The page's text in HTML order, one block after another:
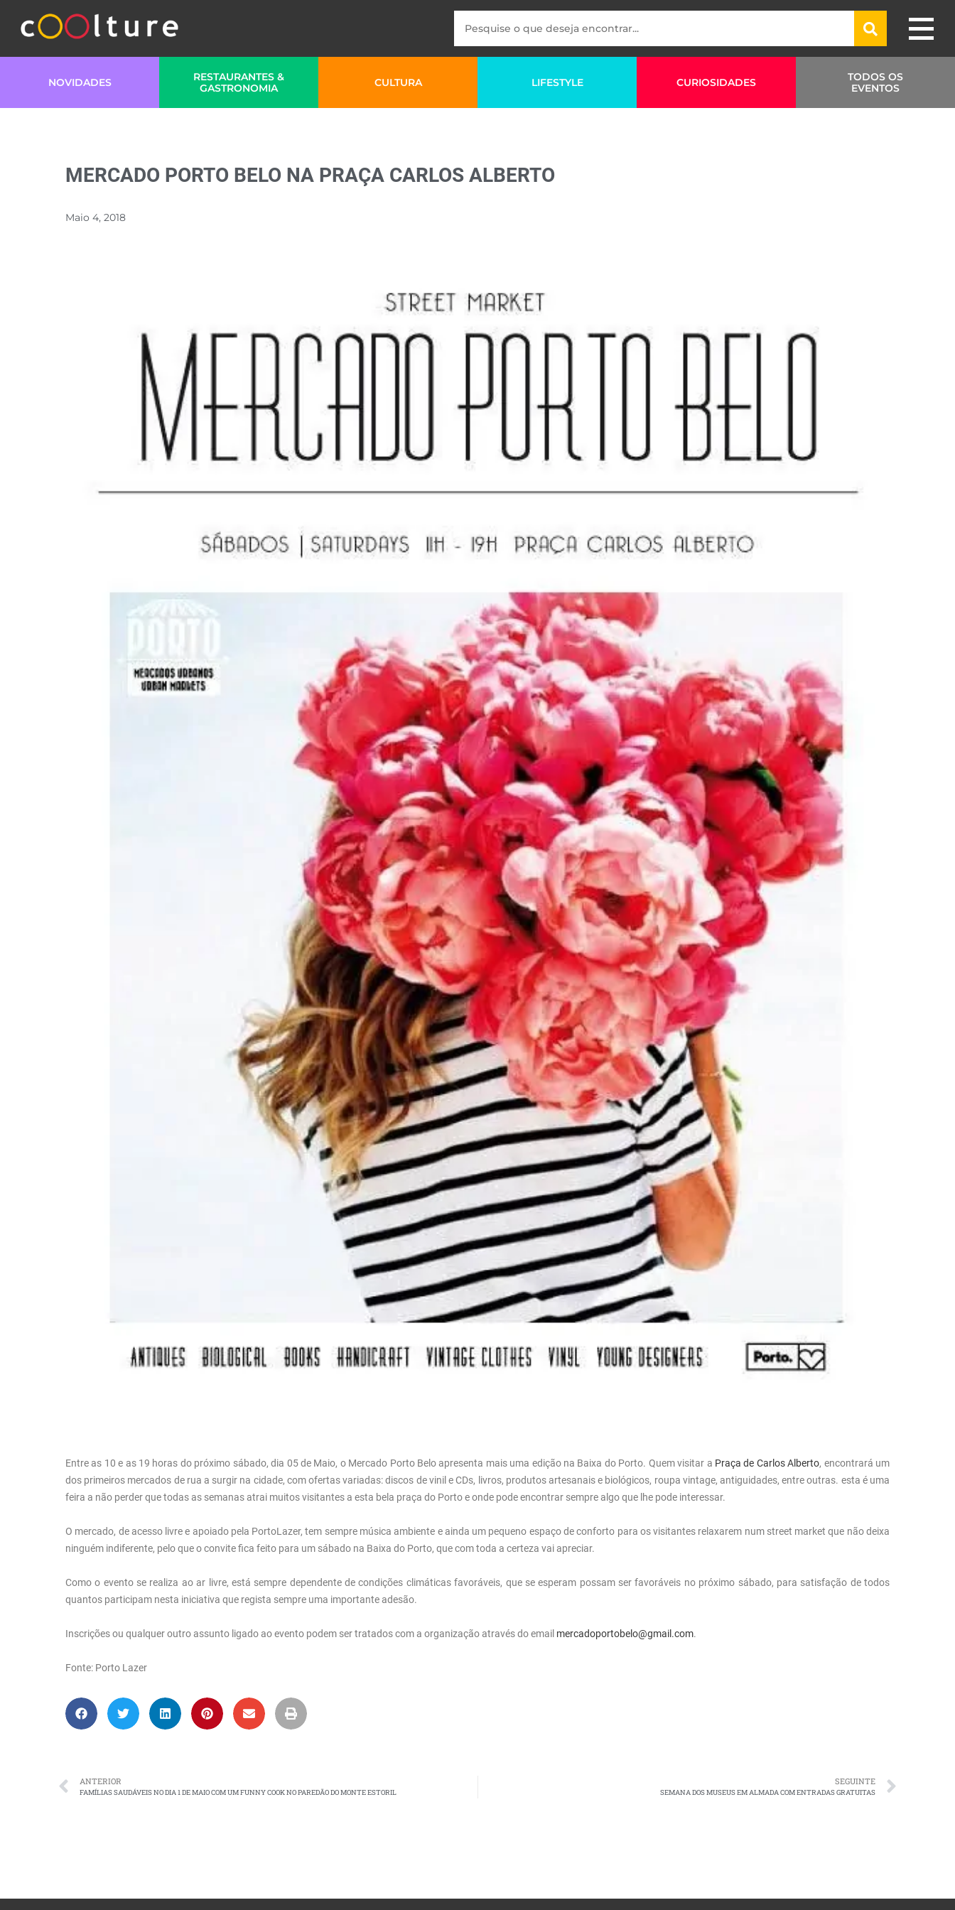
NOVIDADES
RESTAURANTES &
GASTRONOMIA
CULTURA LIFESTYLE CURIOSIDADES
TODOS OS
EVENTOS
MERCADO PORTO BELO NA PRAÇA CARLOS ALBERTO
Maio 4, 2018
Entre as 10 e as 19 horas do próximo sábado, dia 05 de Maio, o Mercado Porto Belo apresenta mais uma edição na Baixa do Porto. Quem visitar a Praça de Carlos Alberto, encontrará um
dos primeiros mercados de rua a surgir na cidade, com ofertas variadas: discos de vinil e CDs, livros, produtos artesanais e biológicos, roupa vintage, antiguidades, entre outras. esta é uma
feira a não perder que todas as semanas atrai muitos visitantes a esta bela praça do Porto e onde pode encontrar sempre algo que lhe pode interessar.
O mercado, de acesso livre e apoiado pela PortoLazer, tem sempre música ambiente e ainda um pequeno espaço de conforto para os visitantes relaxarem num street market que não deixa
ninguém indiferente, pelo que o convite fica feito para um sábado na Baixa do Porto, que com toda a certeza vai apreciar.
Como o evento se realiza ao ar livre, está sempre dependente de condições climáticas favoráveis, que se esperam possam ser favoráveis no próximo sábado, para satisfação de todos
quantos participam nesta iniciativa que regista sempre uma importante adesão.
Inscrições ou qualquer outro assunto ligado ao evento podem ser tratados com a organização através do email mercadoportobelo@gmail.com.
Fonte: Porto Lazer
ANTERIOR
FAMÍLIAS SAUDÁVEIS NO DIA 1 DE MAIO COM UM FUNNY COOK NO PAREDÃO DO MONTE ESTORIL
SEGUINTE
SEMANA DOS MUSEUS EM ALMADA COM ENTRADAS GRATUITAS